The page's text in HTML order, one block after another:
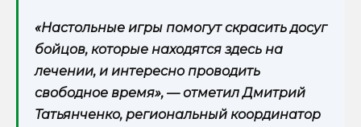
«Настольные игры помогут скрасить досуг
бойцов, которые находятся здесь на
лечении, и интересно проводить
свободное время», — отметил Дмитрий
Татьянченко, региональный координатор